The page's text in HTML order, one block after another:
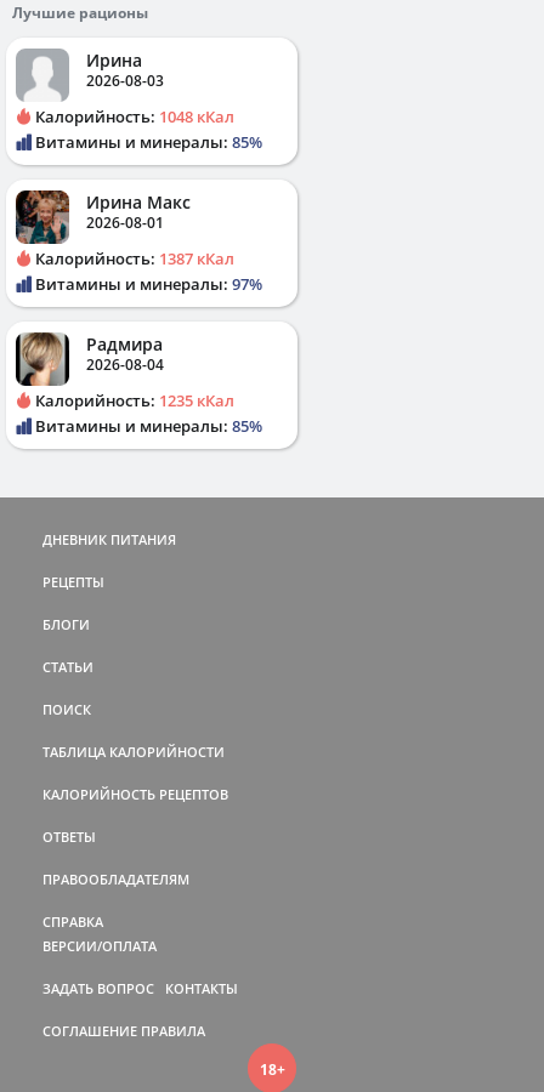
Лучшие рационы
Ирина
2026-08-03
Калорийность: 1048 кКал
Витамины и минералы: 85%
Ирина Макс
2026-08-01
Калорийность: 1387 кКал
Витамины и минералы: 97%
Радмира
2026-08-04
Калорийность: 1235 кКал
Витамины и минералы: 85%
ДНЕВНИК ПИТАНИЯ
РЕЦЕПТЫ
БЛОГИ
СТАТЬИ
ПОИСК
ТАБЛИЦА КАЛОРИЙНОСТИ
КАЛОРИЙНОСТЬ РЕЦЕПТОВ
ОТВЕТЫ
ПРАВООБЛАДАТЕЛЯМ
СПРАВКА
ВЕРСИИ/ОПЛАТА
ЗАДАТЬ ВОПРОС КОНТАКТЫ
СОГЛАШЕНИЕ ПРАВИЛА
18+